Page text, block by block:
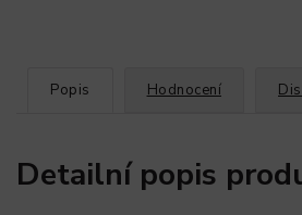
Popis Hodnocení
Detailní popis